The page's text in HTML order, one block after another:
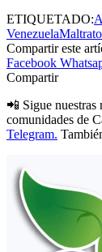
ETIQUETADO:
Venezuela
Compartir este
Facebook
Compartir
📲 Sigue nuestras
comunidades de
Telegram.